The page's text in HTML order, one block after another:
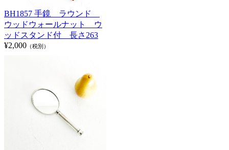
BH1857 手鏡 ラウンド
ウッドウォールナット ウ
ッドスタンド付 長さ263
¥2,000 （税別）